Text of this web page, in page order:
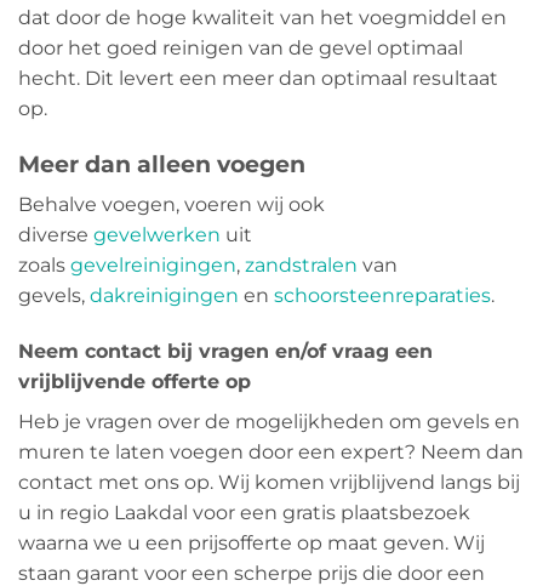
dat door de hoge kwaliteit van het voegmiddel en
door het goed reinigen van de gevel optimaal
hecht. Dit levert een meer dan optimaal resultaat
op.
Meer dan alleen voegen
Behalve voegen, voeren wij ook
diverse gevelwerken uit
zoals gevelreinigingen, zandstralen van
gevels, dakreinigingen en schoorsteenreparaties.
Neem contact bij vragen en/of vraag een
vrijblijvende offerte op
Heb je vragen over de mogelijkheden om gevels en
muren te laten voegen door een expert? Neem dan
contact met ons op. Wij komen vrijblijvend langs bij
u in regio Laakdal voor een gratis plaatsbezoek
waarna we u een prijsofferte op maat geven. Wij
staan garant voor een scherpe prijs die door een